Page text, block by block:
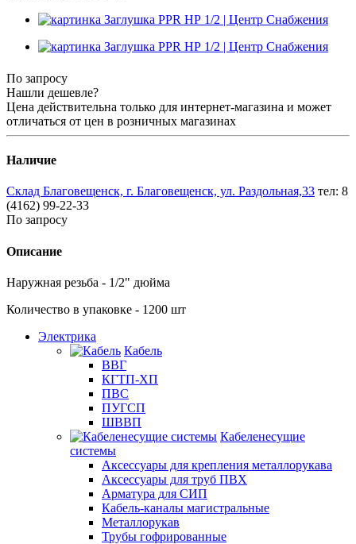
По запросу
Нашли дешевле?
Цена действительна только для интернет-магазина и может
отличаться от цен в розничных магазинах
Наличие
Склад Благовещенск, г. Благовещенск, ул. Раздольная,33 тел: 8
(4162) 99-22-33
По запросу
Описание
Наружная резьба - 1/2" дюйма
Количество в упаковке - 1200 шт
Электрика
Кабель
ВВГ
КГТП-ХП
ПВС
ПУГСП
ШВВП
Кабеленесущие
системы
Аксессуары для крепления металлорукава
Аксессуары для труб ПВХ
Арматура для СИП
Кабель-каналы магистральные
Металлорукав
Трубы гофрированные